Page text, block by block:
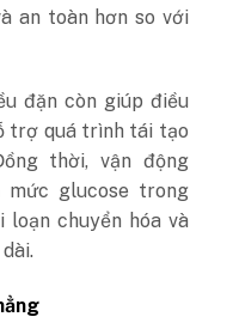
an toàn hơn so với
đặn còn giúp điều
trợ quá trình tái tạo
thời, vận động
mức glucose trong
chuyển hóa và